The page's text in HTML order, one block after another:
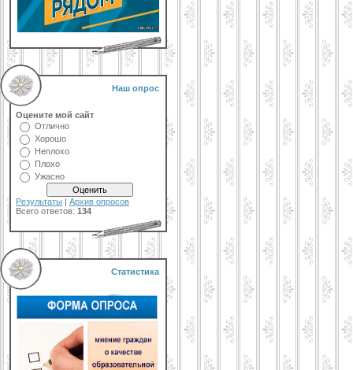
Наш опрос
Оцените мой сайт
Отлично
Хорошо
Неплохо
Плохо
Ужасно
Результаты | Архив опросов
Всего ответов: 134
Статистика